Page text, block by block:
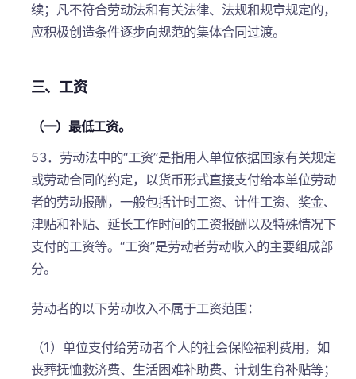
续；凡不符合劳动法和有关法律、法规和规章规定的，
应积极创造条件逐步向规范的集体合同过渡。
三、工资
（一）最低工资。
53．劳动法中的“工资”是指用人单位依据国家有关规定
或劳动合同的约定，以货币形式直接支付给本单位劳动
者的劳动报酬，一般包括计时工资、计件工资、奖金、
津贴和补贴、延长工作时间的工资报酬以及特殊情况下
支付的工资等。“工资”是劳动者劳动收入的主要组成部
分。
劳动者的以下劳动收入不属于工资范围：
（1）单位支付给劳动者个人的社会保险福利费用，如
丧葬抚恤救济费、生活困难补助费、计划生育补贴等；